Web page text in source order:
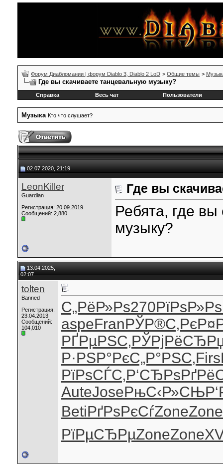
Форум Диабломании | форум Diablo 3, Diablo 2 LoD > Общие темы >
Где вы скачиваете танцевальную музыку?
Справка Весь чат Пользователи
Музыка Кто что слушает?
02.07.2020, 21:19
LeonKiller
Guardian
Регистрация: 20.09.2019
Сообщений: 2,880
Где вы
Ребята, где
музыку?
13.04.2025,
02:07
tolten
Banned
Регистрация:
23.04.2013
Сообщений:
104,010
С„РёР»Рѕ270РїРѕР»Рѕ
aspeFranРЎР®С‚Рє
РҐРµРЅС‚РЎРјРёСЂ
Р·РЅР°РєС„Р°РЅС‚Firs
РїРѕСЃС‚Р‘СЂРѕРґ
AuteJoseРњС‹Р»СЊ
BetiРґРѕРєСѓZoneZone
РїРµСЂРµZoneZone